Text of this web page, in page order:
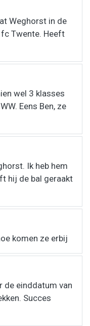
Weghorst in de
Twente. Heeft
wel 3 klasses
Eens Ben, ze
Ik heb hem
hij de bal geraakt
komen ze erbij
de einddatum van
Succes